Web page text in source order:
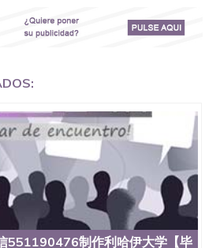
业证551190476网上买文凭可靠
以买国外文凭551190476国外本
哪里可以办理澳洲毕
理加拿大毕业证551190476申
成绩单可以吗551190476哪里
551190476哪里可以修改成绩单
假毕业证能查出来吗551190476
551190476 如何拿到国外毕业证
假大学毕业证QQ微信551190476
微信551190476找毕业证封皮
外毕业证外壳定制QQ微信
国外毕业证QQ微信551190476快
信551190476国外留学文凭认证
551190476制作利哈伊大学【毕